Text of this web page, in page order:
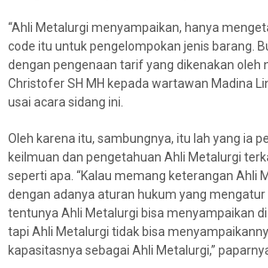
“Ahli Metalurgi menyampaikan, hanya
code itu untuk pengelompokan jenis barang.
dengan pengenaan tarif yang dikenakan oleh
Christofer SH MH kepada wartawan Madina
usai acara sidang ini.
Oleh karena itu, sambungnya, itu lah yang ia
keilmuan dan pengetahuan Ahli Metalurgi
seperti apa. “Kalau memang keterangan Ahli
dengan adanya aturan hukum yang mengatur
tentunya Ahli Metalurgi bisa menyampaikan
tapi Ahli Metalurgi tidak bisa
kapasitasnya sebagai Ahli Metalurgi,”